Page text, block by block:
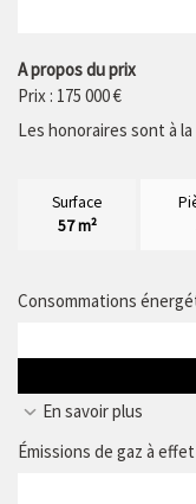
A propos du prix
Prix : 175 000 €
Les honoraires sont à
Surface
57 m²
Consommations
En savoir plus
Émissions de gaz à